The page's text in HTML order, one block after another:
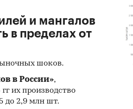
и мангалов
в пределах от
шоков.
в России»,
их производство
до 2,9 млн шт.